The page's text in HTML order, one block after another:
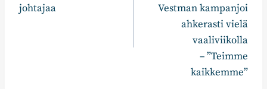
johtajaa
Vestman kampanjoi
ahkerasti vielä
vaaliviikolla
– ”Teimme
kaikkemme”